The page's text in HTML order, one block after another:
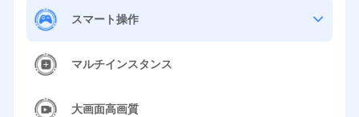
スマート操作
マルチインスタンス
大画面高画質